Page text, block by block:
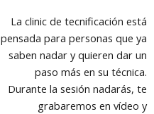
La clinic de tecnificación está
pensada para personas que ya
saben nadar y quieren dar un
paso más en su técnica.
Durante la sesión nadarás, te
grabaremos en vídeo y